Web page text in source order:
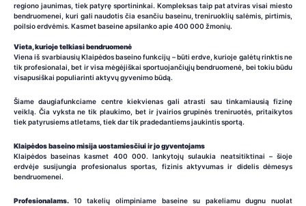
regiono jaunimas, tiek patyrę sportininkai. Kompleksas taip pat atviras visai miesto
bendruomenei, kuri gali naudotis čia esančiu baseinu, treniruoklių salėmis, pirtimis,
poilsio erdvėmis. Kasmet baseine apsilanko apie 400 000 žmonių.
Vieta, kurioje telkiasi bendruomenė
Viena iš svarbiausių Klaipėdos baseino funkcijų – būti erdve, kurioje galėtų rinktis ne
tik profesionalai, bet ir visa mėgėjiškai sportuojančiųjų bendruomenė, bei tokiu būdu
visapusiškai populiarinti aktyvų gyvenimo būdą.
Šiame daugiafunkciame centre kiekvienas gali atrasti sau tinkamiausią fizinę
veiklą. Čia vyksta ne tik plaukimo, bet ir įvairios grupinės treniruotės, pritaikytos
tiek patyrusiems atletams, tiek dar tik pradedantiems jaukintis sportą.
Klaipėdos baseino misija uostamiesčiui ir jo gyventojams
Klaipėdos baseinas kasmet 400 000. lankytojų sulaukia neatsitiktinai – šioje
erdvėje susijungia profesionalus sportas, fizinis aktyvumas ir didelis dėmesys
bendruomenei.
Profesionalams. 10 takelių olimpiniame baseine su pakeliamu dugnu nuolat